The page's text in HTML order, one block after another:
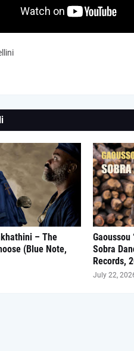
– The
(Blue Note,
Gaoussou
Sobra
Records,
July 22,